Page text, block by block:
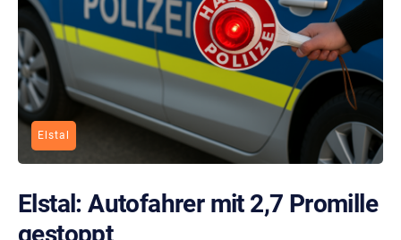
Elstal
Elstal: Autofahrer mit 2,7 Promille
gestoppt